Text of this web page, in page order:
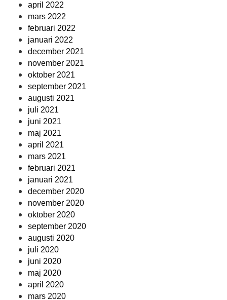
april 2022
mars 2022
februari 2022
januari 2022
december 2021
november 2021
oktober 2021
september 2021
augusti 2021
juli 2021
juni 2021
maj 2021
april 2021
mars 2021
februari 2021
januari 2021
december 2020
november 2020
oktober 2020
september 2020
augusti 2020
juli 2020
juni 2020
maj 2020
april 2020
mars 2020